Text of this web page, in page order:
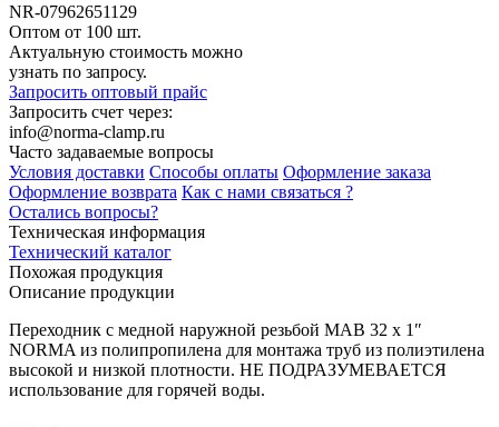
NR-07962651129
Оптом от 100 шт.
Актуальную стоимость можно
узнать по запросу.
Запросить оптовый прайс
Запросить счет через:
info@norma-clamp.ru
Часто задаваемые вопросы
Условия доставки Способы оплаты Оформление заказа
Оформление возврата Как с нами связаться ?
Остались вопросы?
Техническая информация
Технический каталог
Похожая продукция
Описание продукции
Переходник с медной наружной резьбой MAB 32 x 1″
NORMA из полипропилена для монтажа труб из полиэтилена
высокой и низкой плотности. НЕ ПОДРАЗУМЕВАЕТСЯ
использование для горячей воды.